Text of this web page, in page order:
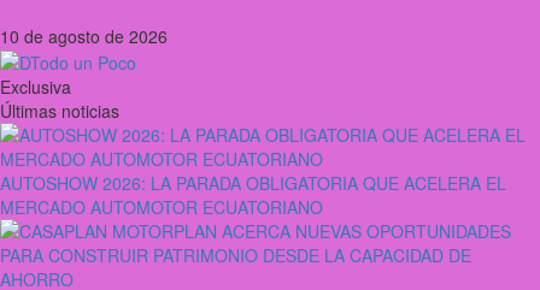
10 de agosto de 2026
Exclusiva
Últimas noticias
AUTOSHOW 2026: LA PARADA OBLIGATORIA QUE ACELERA EL
MERCADO AUTOMOTOR ECUATORIANO